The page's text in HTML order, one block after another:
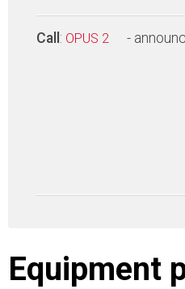
Call : OPUS 2 -
Equipment